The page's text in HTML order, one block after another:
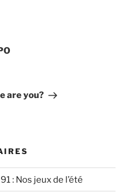
are you?
: Nos jeux de l’été